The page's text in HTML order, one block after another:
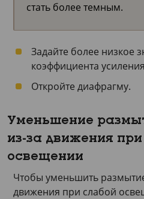
стать более темным.
Задайте более низкое
коэффициента
Откройте диафрагму.
Уменьшение
из-за движения
освещении
Чтобы уменьшить
движения при слабой